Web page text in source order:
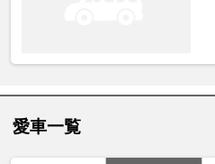
愛車一覧